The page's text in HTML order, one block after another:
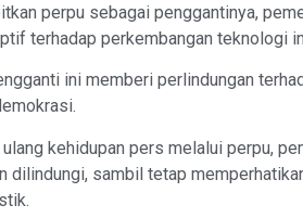
perpu sebagai penggantinya,
terhadap perkembangan teknologi
ini memberi perlindungan
ulang kehidupan pers melalui perpu,
dilindungi, sambil tetap